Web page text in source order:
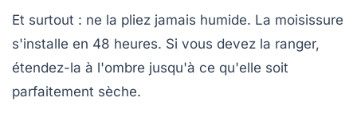
Et surtout : ne la pliez jamais humide. La moisissure
s'installe en 48 heures. Si vous devez la ranger,
étendez-la à l'ombre jusqu'à ce qu'elle soit
parfaitement sèche.